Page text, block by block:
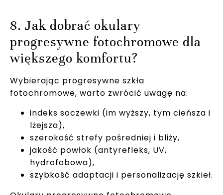
8. Jak dobrać okulary
progresywne fotochromowe dla
większego komfortu?
Wybierając progresywne szkła
fotochromowe, warto zwrócić uwagę na:
indeks soczewki (im wyższy, tym cieńsza i
lżejsza),
szerokość strefy pośredniej i bliży,
jakość powłok (antyrefleks, UV,
hydrofobowa),
szybkość adaptacji i personalizację szkieł.